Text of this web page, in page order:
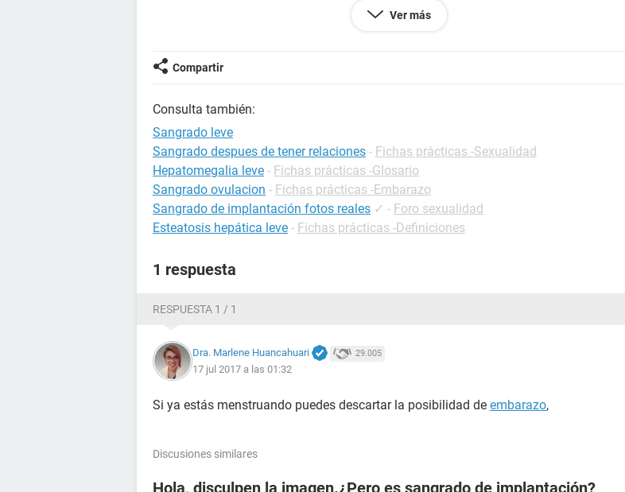
NECESITO Q ME CONTESTÉIS CUALQUIER CONSEJO O AYUDA ES SUFIECIEMTE ME
Ver más
Compartir
Consulta también:
Sangrado leve
Sangrado despues de tener relaciones - Fichas prácticas -Sexualidad
Hepatomegalia leve - Fichas prácticas -Glosario
Sangrado ovulacion - Fichas prácticas -Embarazo
Sangrado de implantación fotos reales ✓ - Foro sexualidad
Esteatosis hepática leve - Fichas prácticas -Definiciones
1 respuesta
RESPUESTA 1 / 1
Dra. Marlene Huancahuari 29.005
17 jul 2017 a las 01:32
Si ya estás menstruando puedes descartar la posibilidad de embarazo,
Discusiones similares
Hola, disculpen la imagen.¿Pero es sangrado de implantación?